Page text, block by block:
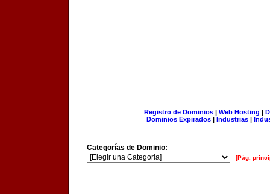
Registro de Dominios| Web Hosting |
Dominios Expirados | Industrias |
Categorías de Dominio:
[Pág.